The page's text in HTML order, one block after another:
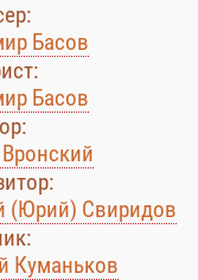
Басов
Басов
(Юрий) Свиридов
Куманьков